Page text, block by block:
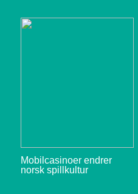
Mobilcasinoer endrer
norsk spillkultur